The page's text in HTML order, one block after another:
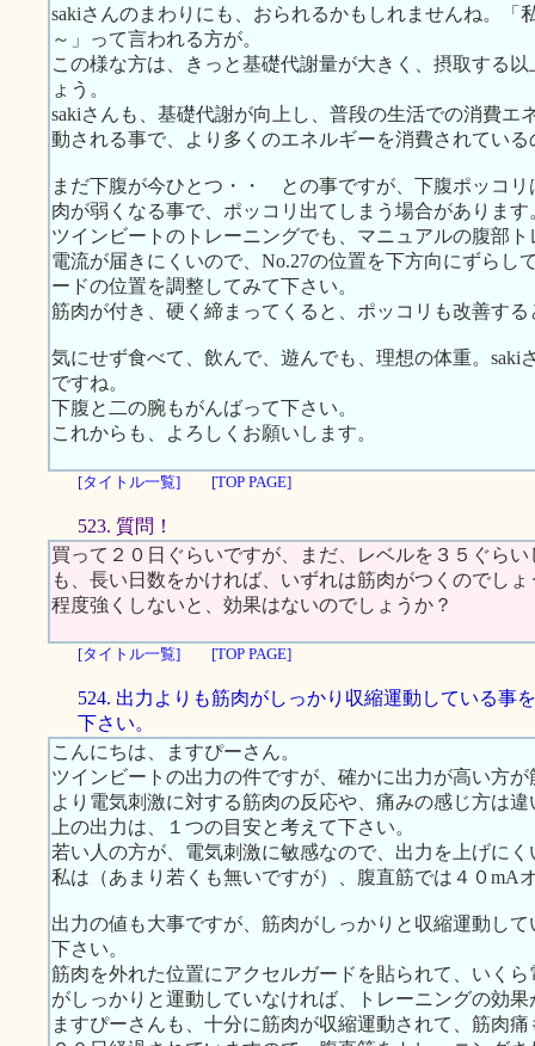
sakiさんのまわりにも、おられるかもしれませんね。「
～」って言われる方が。
この様な方は、きっと基礎代謝量が大きく、摂取する
ょう。
sakiさんも、基礎代謝が向上し、普段の生活での消費エ
動される事で、より多くのエネルギーを消費されてい
まだ下腹が今ひとつ・・ との事ですが、下腹ポッコ
肉が弱くなる事で、ポッコリ出てしまう場合があります
ツインビートのトレーニングでも、マニュアルの腹部
電流が届きにくいので、No.27の位置を下方向にずらし
ードの位置を調整してみて下さい。
筋肉が付き、硬く締まってくると、ポッコリも改善する
気にせず食べて、飲んで、遊んでも、理想の体重。saki
ですね。
下腹と二の腕もがんばって下さい。
これからも、よろしくお願いします。
[タイトル一覧] [TOP PAGE]
523. 質問！
買って２０日ぐらいですが、まだ、レベルを３５ぐら
も、長い日数をかければ、いずれは筋肉がつくのでし
程度強くしないと、効果はないのでしょうか？
[タイトル一覧] [TOP PAGE]
524. 出力よりも筋肉がしっかり収縮運動している事
下さい。
こんにちは、ますぴーさん。
ツインビートの出力の件ですが、確かに出力が高い方
より電気刺激に対する筋肉の反応や、痛みの感じ方は
上の出力は、１つの目安と考えて下さい。
若い人の方が、電気刺激に敏感なので、出力を上げに
私は（あまり若くも無いですが）、腹直筋では４０mA
出力の値も大事ですが、筋肉がしっかりと収縮運動し
下さい。
筋肉を外れた位置にアクセルガードを貼られて、いく
がしっかりと運動していなければ、トレーニングの効
ますぴーさんも、十分に筋肉が収縮運動されて、筋肉